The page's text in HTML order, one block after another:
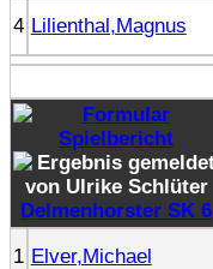
4 Lilienthal,Magnus
Delmenhorster SK 6
1 Elver,Michael